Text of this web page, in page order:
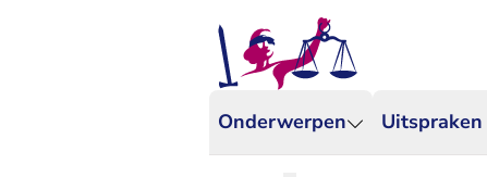
Onderwerpen